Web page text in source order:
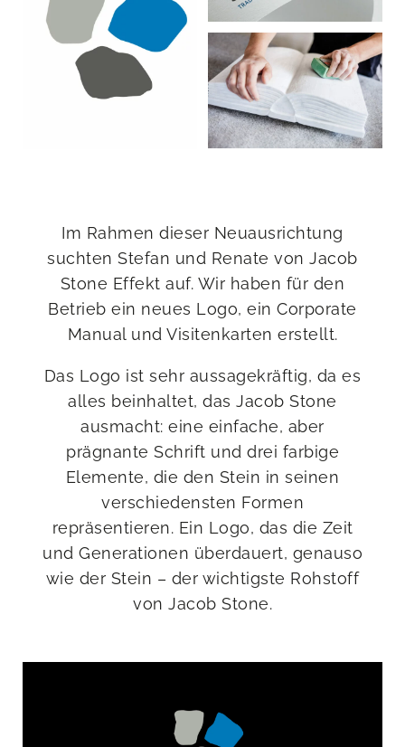
Im Rahmen dieser Neuausrichtung
suchten Stefan und Renate von Jacob
Stone Effekt auf. Wir haben für den
Betrieb ein neues Logo, ein Corporate
Manual und Visitenkarten erstellt.
Das Logo ist sehr aussagekräftig, da es
alles beinhaltet, das Jacob Stone
ausmacht: eine einfache, aber
prägnante Schrift und drei farbige
Elemente, die den Stein in seinen
verschiedensten Formen
repräsentieren. Ein Logo, das die Zeit
und Generationen überdauert, genauso
wie der Stein – der wichtigste Rohstoff
von Jacob Stone.